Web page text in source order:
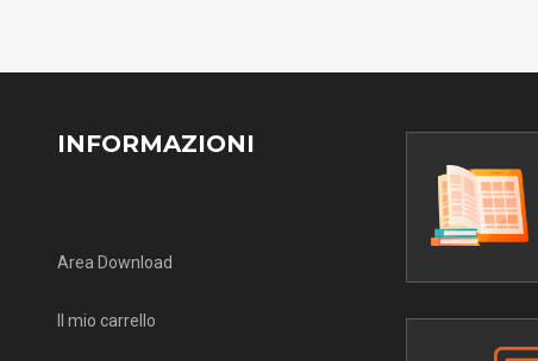
INFORMAZIONI
Area Download
Il mio carrello